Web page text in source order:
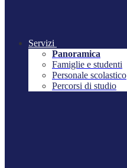
Servizi
Panoramica
Famiglie e studenti
Personale scolastico
Percorsi di studio